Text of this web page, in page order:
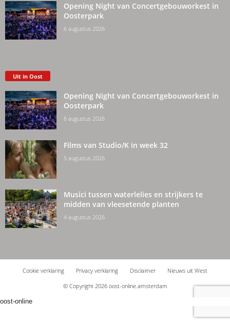
Opening Night van Concertgebouworkest in
Oosterpark
6 augustus 2026
Uit in Oost
Opening Night van Concertgebouworkest in
Oosterpark
6 augustus 2026
Films van Studio/K in week 32
5 augustus 2026
Musici tussen waterlelies en strijkers te
midden van vleesetende planten
4 augustus 2026
Cookie verklaring Privacy verklaring Disclaimer
Nieuws uit West
© Copyright 2026 oost-online.amsterdam
oost-online